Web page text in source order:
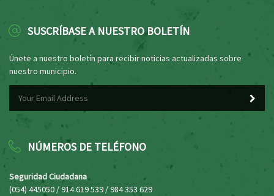
SUSCRÍBASE A NUESTRO BOLETÍN
Únete a nuestro boletín para recibir noticias actualizadas sobre
nuestro municipio.
NÚMEROS DE TELÉFONO
Seguridad Ciudadana
(054) 445050 / 914 619 539 / 984 353 629